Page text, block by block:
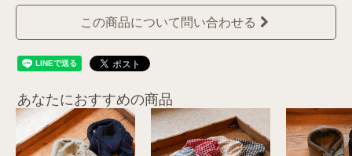
この商品について問い合わせる
あなたにおすすめの商品